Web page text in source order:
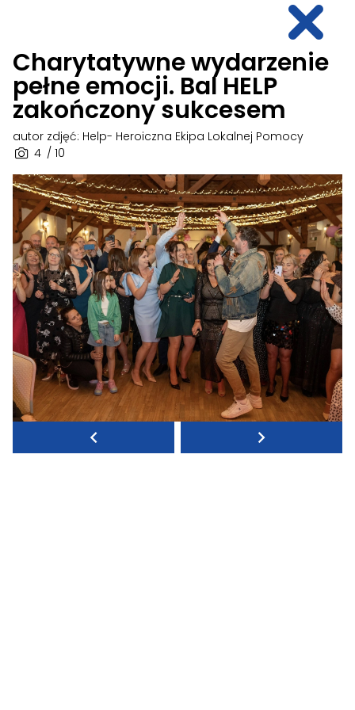
Charytatywne wydarzenie
pełne emocji. Bal HELP
zakończony sukcesem
4 / 10
autor zdjęć: Help- Heroiczna Ekipa Lokalnej Pomocy